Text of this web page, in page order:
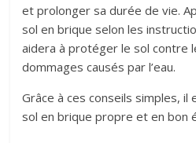
et prolonger sa durée de vie.
sol en brique selon les
aidera à protéger le sol contre
dommages causés par l’eau.
Grâce à ces conseils simples, il
sol en brique propre et en bon